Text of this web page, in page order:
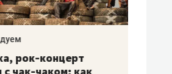
рок-концерт